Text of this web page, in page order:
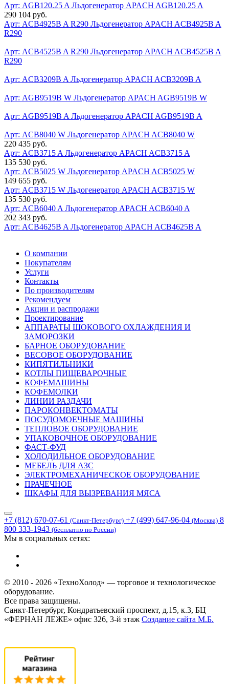
Арт: AGB120.25 A Льдогенератор APACH AGB120.25 A
290 104 руб.
Арт: ACB4925B A R290 Льдогенератор APACH ACB4925B A
R290
Арт: ACB4525B A R290 Льдогенератор APACH ACB4525B A
R290
Арт: ACB3209B A Льдогенератор APACH ACB3209B A
Арт: AGB9519B W Льдогенератор APACH AGB9519B W
Арт: AGB9519B A Льдогенератор APACH AGB9519B A
Арт: ACB8040 W Льдогенератор APACH ACB8040 W
220 435 руб.
Арт: ACB3715 A Льдогенератор APACH ACB3715 A
135 530 руб.
Арт: ACB5025 W Льдогенератор APACH ACB5025 W
149 655 руб.
Арт: ACB3715 W Льдогенератор APACH ACB3715 W
135 530 руб.
Арт: ACB6040 A Льдогенератор APACH ACB6040 A
202 343 руб.
Арт: ACB4625B A Льдогенератор APACH ACB4625B A
О компании
Покупателям
Услуги
Контакты
По производителям
Рекомендуем
Акции и распродажи
Проектирование
АППАРАТЫ ШОКОВОГО ОХЛАЖДЕНИЯ И
ЗАМОРОЗКИ
БАРНОЕ ОБОРУДОВАНИЕ
ВЕСОВОЕ ОБОРУДОВАНИЕ
КИПЯТИЛЬНИКИ
КОТЛЫ ПИЩЕВАРОЧНЫЕ
КОФЕМАШИНЫ
КОФЕМОЛКИ
ЛИНИИ РАЗДАЧИ
ПАРОКОНВЕКТОМАТЫ
ПОСУДОМОЕЧНЫЕ МАШИНЫ
ТЕПЛОВОЕ ОБОРУДОВАНИЕ
УПАКОВОЧНОЕ ОБОРУДОВАНИЕ
ФАСТ-ФУД
ХОЛОДИЛЬНОЕ ОБОРУДОВАНИЕ
МЕБЕЛЬ ДЛЯ АЗС
ЭЛЕКТРОМЕХАНИЧЕСКОЕ ОБОРУДОВАНИЕ
ПРАЧЕЧНОЕ
ШКАФЫ ДЛЯ ВЫЗРЕВАНИЯ МЯСА
+7 (812) 670-07-61 (Санкт-Петербург) +7 (499) 647-96-04 (Москва) 8
800 333-1943 (бесплатно по России)
Мы в социальных сетях:
© 2010 - 2026 «ТехноХолод» — торговое и технологическое
оборудование.
Все права защищены.
Санкт-Петербург, Кондратьевский проспект, д.15, к.3, БЦ
«ФЕРНАН ЛЕЖЕ» офис 326, 3-й этаж Создание сайта М.Б.